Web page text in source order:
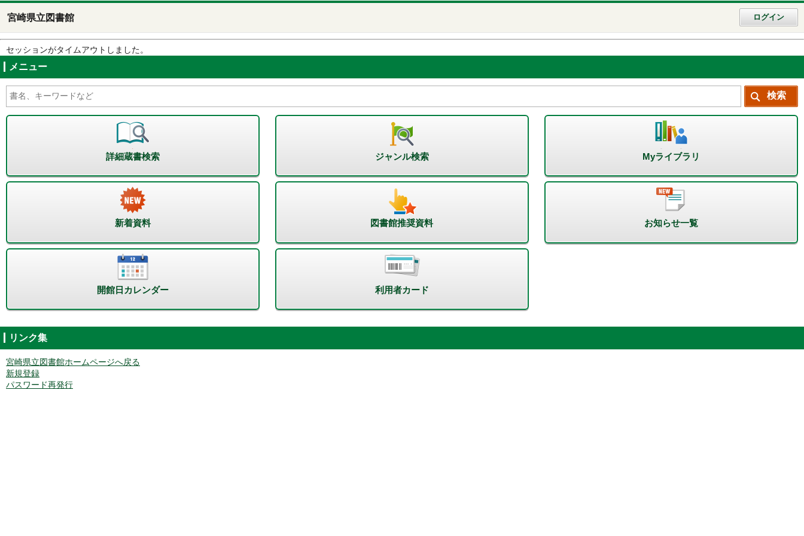
宮崎県立図書館 ログイン
セッションがタイムアウトしました。
メニュー
詳細蔵書検索 ジャンル検索 Myライブラリ
新着資料 図書館推奨資料 お知らせ一覧
開館日カレンダー 利用者カード
リンク集
宮崎県立図書館ホームページへ戻る
新規登録
パスワード再発行